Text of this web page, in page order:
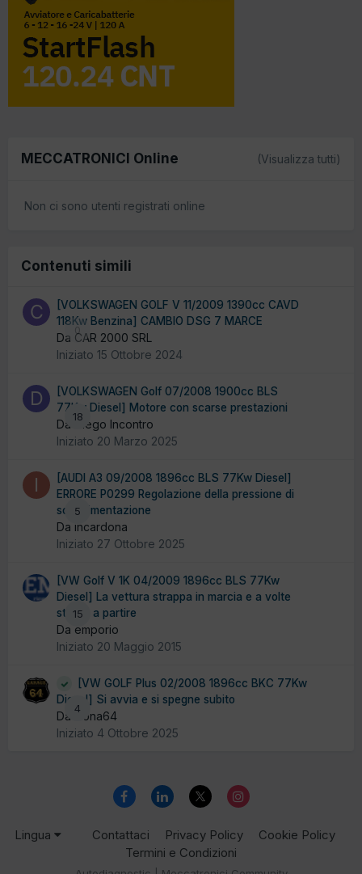
MECCATRONICI Online (Visualizza tutti)
Non ci sono utenti registrati online
Contenuti simili
[VOLKSWAGEN GOLF V 11/2009 1390cc CAVD
118Kw Benzina] CAMBIO DSG 7 MARCE
Da CAR 2000 SRL
Iniziato 15 Ottobre 2024
18
[VOLKSWAGEN Golf 07/2008 1900cc BLS
77Kw Diesel] Motore con scarse prestazioni
Da Diego Incontro
Iniziato 20 Marzo 2025
5
[AUDI A3 09/2008 1896cc BLS 77Kw Diesel]
ERRORE P0299 Regolazione della pressione di
sovralimentazione
Da incardona
Iniziato 27 Ottobre 2025
15
[VW Golf V 1K 04/2009 1896cc BLS 77Kw
Diesel] La vettura strappa in marcia e a volte
stenta a partire
Da emporio
Iniziato 20 Maggio 2015
4
[VW GOLF Plus 02/2008 1896cc BKC 77Kw
Diesel] Si avvia e si spegne subito
Da Dona64
Iniziato 4 Ottobre 2025
Lingua Contattaci Privacy Policy
Cookie Policy
Termini e Condizioni